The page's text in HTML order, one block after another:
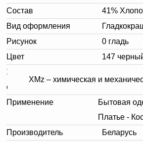
Состав
41%
Вид оформления
Рисунок
0 гладь
Цвет
147
Заключительная
XMz – химическая и
Применение Бытовая
Платье -
Производитель
Беларусь